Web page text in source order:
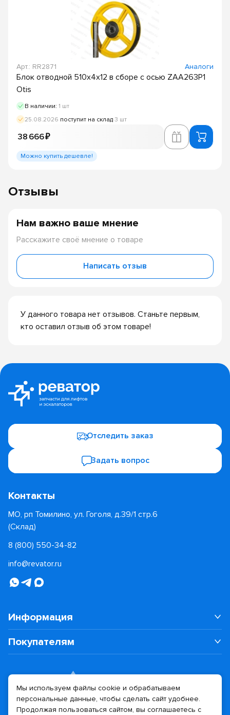
Арт.: RR2871 Аналоги
Блок отводной 510х4х12 в сборе с осью ZAA263P1
Otis
В наличии: 1 шт
25.08.2026 поступит на склад 3 шт
38 666 ₽
Можно купить дешевле!
Отзывы
У данного товара нет отзывов. Станьте первым,
кто оставил отзыв об этом товаре!
Нам важно ваше мнение
Расскажите своё мнение о товаре
Написать отзыв
Отследить заказ
Задать вопрос
Контакты
МО, рп Томилино, ул. Гоголя, д.39/1 стр.6
(Склад)
8 (800) 550-34-82
info@revator.ru
Информация
Покупателям
Дизайн сайта Разработка сайта
Мы используем файлы cookie и обрабатываем
персональные данные, чтобы сделать сайт удобнее.
Продолжая пользоваться сайтом, вы соглашаетесь с